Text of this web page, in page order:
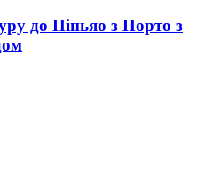
до Піньяо з Порто з